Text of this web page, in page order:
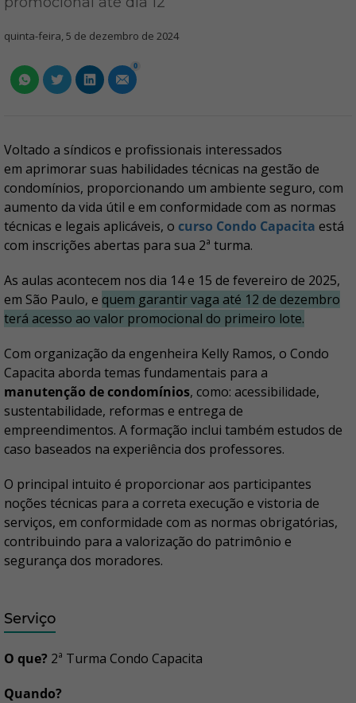
quinta-feira, 5 de dezembro de 2024
0
Voltado a síndicos e profissionais interessados
em aprimorar suas habilidades técnicas na gestão de
condomínios, proporcionando um ambiente seguro, com
aumento da vida útil e em conformidade com as normas
técnicas e legais aplicáveis, o curso Condo Capacita está
com inscrições abertas para sua 2ª turma.
As aulas acontecem nos dia 14 e 15 de fevereiro de 2025,
em São Paulo, e quem garantir vaga até 12 de dezembro
terá acesso ao valor promocional do primeiro lote.
Com organização da engenheira Kelly Ramos, o Condo
Capacita aborda temas fundamentais para a
manutenção de condomínios, como: acessibilidade,
sustentabilidade, reformas e entrega de
empreendimentos. A formação inclui também estudos de
caso baseados na experiência dos professores.
O principal intuito é proporcionar aos participantes
noções técnicas para a correta execução e vistoria de
serviços, em conformidade com as normas obrigatórias,
contribuindo para a valorização do patrimônio e
segurança dos moradores.
Serviço
O que? 2ª Turma Condo Capacita
Quando?